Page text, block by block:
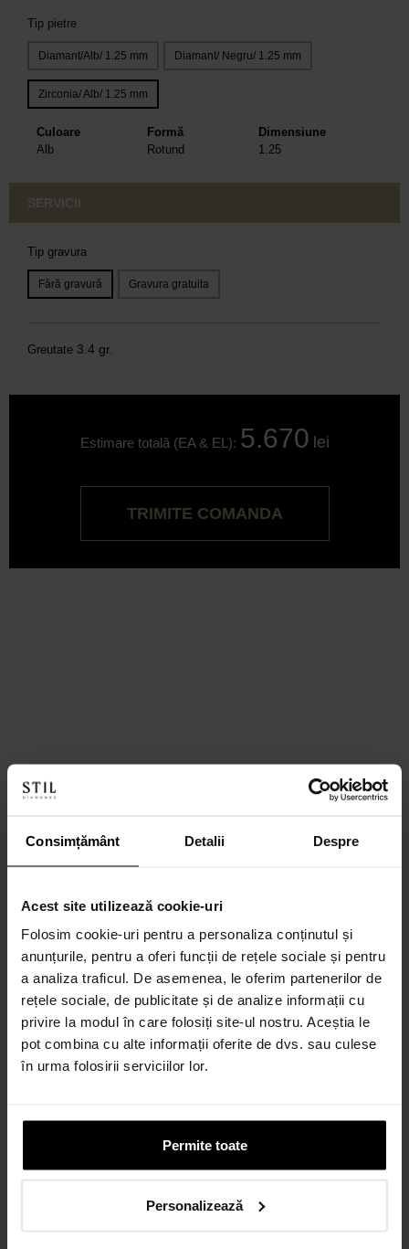
Consimțământ Detalii Despre
Acest site utilizează cookie-uri
Folosim cookie-uri pentru a personaliza conținutul și
anunțurile, pentru a oferi funcții de rețele sociale și pentru
a analiza traficul. De asemenea, le oferim partenerilor de
rețele sociale, de publicitate și de analize informații cu
privire la modul în care folosiți site-ul nostru. Aceștia le
pot combina cu alte informații oferite de dvs. sau culese
în urma folosirii serviciilor lor.
Permite toate
Personalizează
Tip pietre
Diamant/Alb/ 1.25 mm Diamant/ Negru/ 1.25 mm
Zirconia/ Alb/ 1.25 mm
Culoare
Alb
Formă
Rotund
Dimensiune
1.25
SERVICII
Tip gravura
Fără gravură Gravura gratuita
Greutate 3.4 gr.
Estimare totală (EA & EL): 5.670 lei
TRIMITE COMANDA